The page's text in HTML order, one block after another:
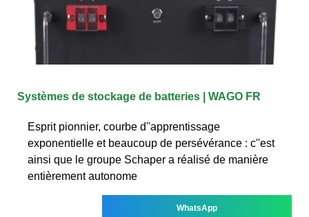
Systèmes de stockage de batteries | WAGO FR
Esprit pionnier, courbe d''apprentissage
exponentielle et beaucoup de persévérance : c''est
ainsi que le groupe Schaper a réalisé de manière
entièrement autonome
WhatsApp